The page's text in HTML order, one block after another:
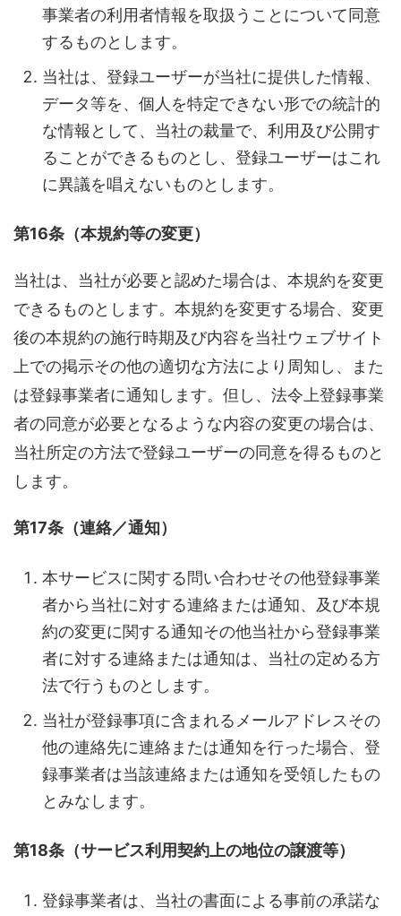
事業者の利用者情報を取扱うことについて同意
するものとします。
当社は、登録ユーザーが当社に提供した情報、
データ等を、個人を特定できない形での統計的
な情報として、当社の裁量で、利用及び公開す
ることができるものとし、登録ユーザーはこれ
に異議を唱えないものとします。
第16条（本規約等の変更）
当社は、当社が必要と認めた場合は、本規約を変更
できるものとします。本規約を変更する場合、変更
後の本規約の施行時期及び内容を当社ウェブサイト
上での掲示その他の適切な方法により周知し、また
は登録事業者に通知します。但し、法令上登録事業
者の同意が必要となるような内容の変更の場合は、
当社所定の方法で登録ユーザーの同意を得るものと
します。
第17条（連絡／通知）
本サービスに関する問い合わせその他登録事業
者から当社に対する連絡または通知、及び本規
約の変更に関する通知その他当社から登録事業
者に対する連絡または通知は、当社の定める方
法で行うものとします。
当社が登録事項に含まれるメールアドレスその
他の連絡先に連絡または通知を行った場合、登
録事業者は当該連絡または通知を受領したもの
とみなします。
第18条（サービス利用契約上の地位の譲渡等）
登録事業者は、当社の書面による事前の承諾な